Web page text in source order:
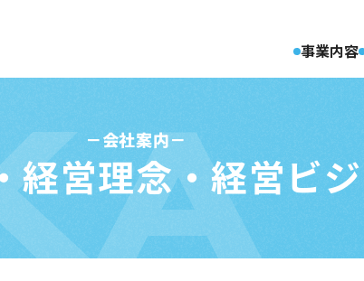
事業内容
会社案内
経営理念・経営ビ